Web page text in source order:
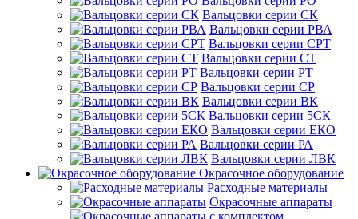
Вальцовки серии СК
Вальцовки серии РВА
Вальцовки серии СРТ
Вальцовки серии СТ
Вальцовки серии РТ
Вальцовки серии СР
Вальцовки серии ВК
Вальцовки серии 5СК
Вальцовки серии ЕКО
Вальцовки серии РА
Вальцовки серии ЛВК
Окрасочное оборудование
Расходные материалы
Окрасочные аппараты